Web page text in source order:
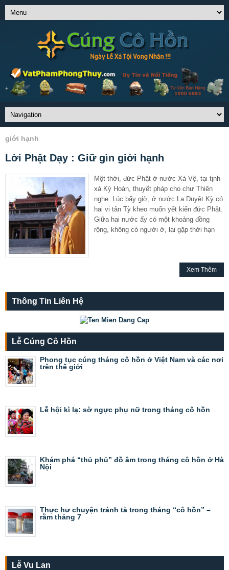
giới hạnh
Lời Phật Dạy : Giữ gìn giới hạnh
Một thời, đức Phật ở nước Xá Vệ, tại tịnh
xá Kỳ Hoàn, thuyết pháp cho chư Thiên
nghe. Lúc bấy giờ, ở nước La Duyệt Kỳ có
hai vị tân Tỳ kheo muốn yết kiến đức Phật.
Giữa hai nước ấy có một khoảng đồng
rộng, không có người ở, lại gặp thời hạn
Xem Thêm
Thông Tin Liên Hệ
Lễ Cúng Cô Hồn
Phong tục cúng tháng cô hồn ở Việt Nam và các nơi
trên thế giới
Lễ hội kì lạ: sờ ngực phụ nữ trong tháng cô hồn
Khám phá “thủ phủ” đồ âm trong tháng cô hồn ở Hà
Nội
Thực hư chuyện tránh tà trong tháng “cô hồn” –
rằm tháng 7
Lễ Vu Lan